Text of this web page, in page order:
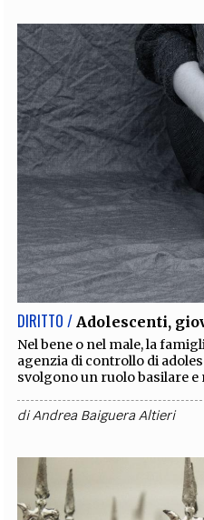
DIRITTO / Adolescenti,
Nel bene o nel male, la
agenzia di controllo di
svolgono un ruolo basilare e
diAndrea Baiguera Altieri